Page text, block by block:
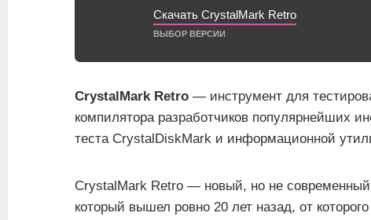
Скачать CrystalMark Retro
ВЫБОР ВЕРСИИ
CrystalMark Retro — инструмент для
компилятора разработчиков популярнейших
теста CrystalDiskMark и информационной
CrystalMark Retro — новый, но не
который вышел ровно 20 лет назад, от